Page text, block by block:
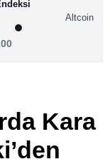
Youtube
TikTok
Altcoin
Kara